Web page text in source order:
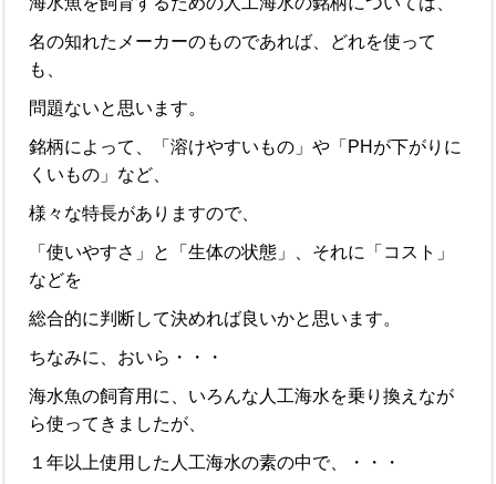
名の知れたメーカーのものであれば、どれを使って
も、
問題ないと思います。
銘柄によって、「溶けやすいもの」や「PHが下がりに
くいもの」など、
様々な特長がありますので、
「使いやすさ」と「生体の状態」、それに「コスト」
などを
総合的に判断して決めれば良いかと思います。
ちなみに、おいら・・・
海水魚の飼育用に、いろんな人工海水を乗り換えなが
ら使ってきましたが、
１年以上使用した人工海水の素の中で、・・・